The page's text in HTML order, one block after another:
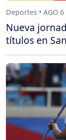
Deportes • AGO
Nueva
títulos en